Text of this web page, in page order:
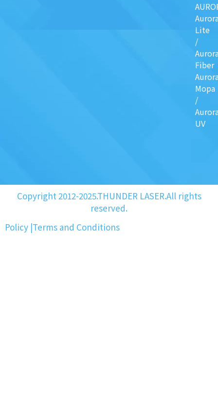
Lite
/
Fiber
Mopa
/
UV
Copyright 2012-2025.THUNDER LASER.All rights
reserved.
Policy |Terms and Conditions